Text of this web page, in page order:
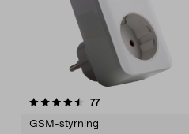
77recensioner
GSM-styrning
4.5av 5 stjärnor